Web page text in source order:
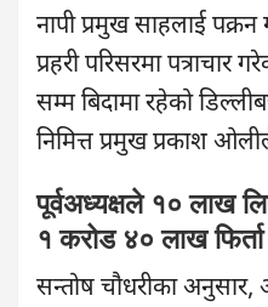
नापी प्रमुख साहलाई पक्रन
प्रहरी परिसरमा पत्राचार
सम्म बिदामा रहेको
निमित्त प्रमुख प्रकाश
पूर्वअध्यक्षले १० लाख
१ करोड ४० लाख
सन्तोष चौधरीका